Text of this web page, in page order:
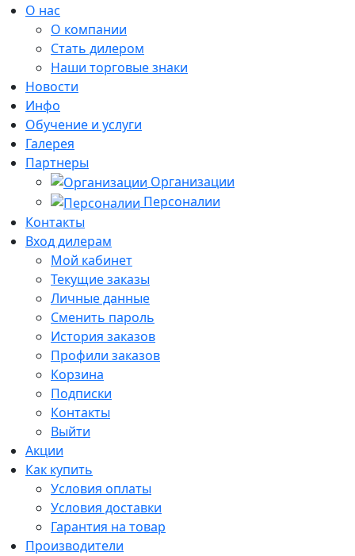
О нас
О компании
Стать дилером
Наши торговые знаки
Новости
Инфо
Обучение и услуги
Галерея
Партнеры
Организации
Персоналии
Контакты
Вход дилерам
Мой кабинет
Текущие заказы
Личные данные
Сменить пароль
История заказов
Профили заказов
Корзина
Подписки
Контакты
Выйти
Акции
Как купить
Условия оплаты
Условия доставки
Гарантия на товар
Производители